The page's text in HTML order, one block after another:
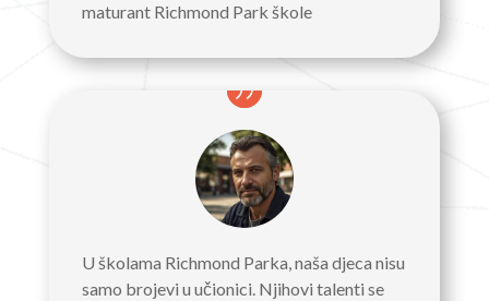
maturant Richmond Park škole
U školama Richmond Parka, naša djeca nisu
samo brojevi u učionici. Njihovi talenti se